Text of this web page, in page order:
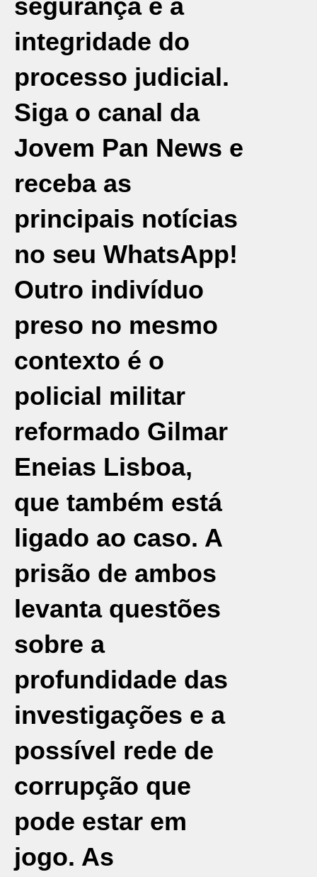
segurança e a
integridade do
processo judicial.
Siga o canal da
Jovem Pan News e
receba as
principais notícias
no seu WhatsApp!
Outro indivíduo
preso no mesmo
contexto é o
policial militar
reformado Gilmar
Eneias Lisboa,
que também está
ligado ao caso. A
prisão de ambos
levanta questões
sobre a
profundidade das
investigações e a
possível rede de
corrupção que
pode estar em
jogo. As